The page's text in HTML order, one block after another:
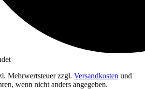
Mehrwertsteuer zzgl. Versandkosten und
wenn nicht anders angegeben.